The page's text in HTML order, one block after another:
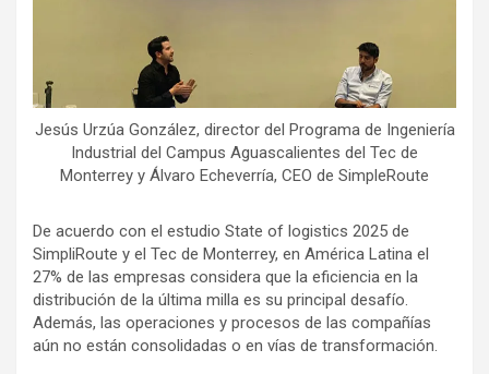
Jesús Urzúa González, director del Programa de Ingeniería
Industrial del Campus Aguascalientes del Tec de
Monterrey y Álvaro Echeverría, CEO de SimpleRoute
De acuerdo con el estudio State of logistics 2025 de
SimpliRoute y el Tec de Monterrey, en América Latina el
27% de las empresas considera que la eficiencia en la
distribución de la última milla es su principal desafío.
Además, las operaciones y procesos de las compañías
aún no están consolidadas o en vías de transformación.